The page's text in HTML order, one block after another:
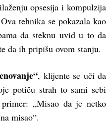
opsesija i kompulzija
tehnika se pokazala kao
da steknu uvid u to da
da ih pripišu ovom stanju.
, klijente se uči da
potiču strah to sami sebi
„Misao da je netko
misao“.